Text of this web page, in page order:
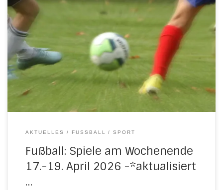
Nach den Osterferien greifen nun auch die Jugendteams
wieder ins Spielgeschehen ein. Eine Begegnung hat
bereits stattgefunden. Mittwoch, 15. April 2026 18.30 Uhr in
UlfenC-Jugend: H/N/U/N II – JSG
Witzenhausen/Hebenshausen 0:3 (0:1) Freitag, 17. April
2026 18.00 Uhr in HundelshausenD-Jugend: JSG
Witzenhausen/Hebenshausen III – H/N/U 8:0 (3:0) Samstag,
18. April […]
AKTUELLES FUSSBALL SPORT
Fußball: Spiele am Wochenende
17.-19. April 2026 -*aktualisiert
…